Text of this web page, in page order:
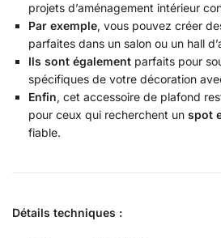
projets d’aménagement intérieur
Par exemple, vous pouvez créer
parfaites dans un salon ou un hall
Ils sont également parfaits pour
spécifiques de votre décoration
Enfin, cet accessoire de plafond
pour ceux qui recherchent un spot
fiable.
Détails techniques :